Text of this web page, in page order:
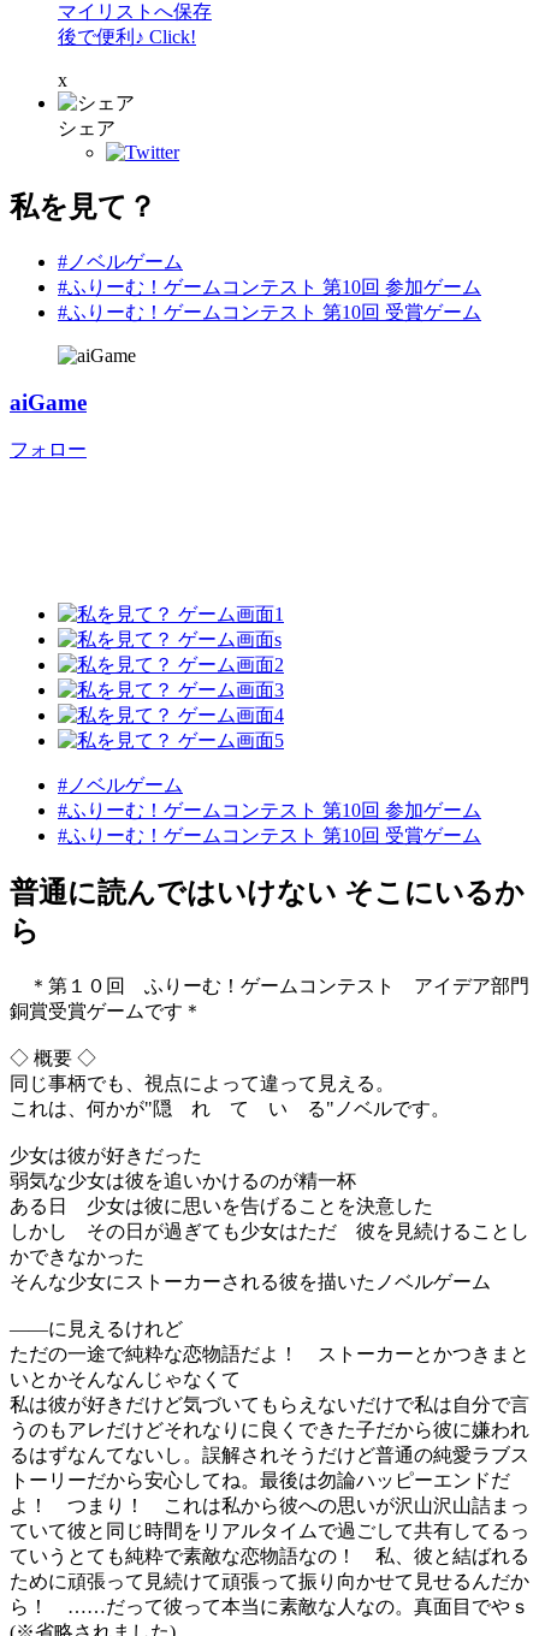
マイリストへ保存
後で便利♪ Click!
x
シェア
私を見て？
#ノベルゲーム
#ふりーむ！ゲームコンテスト 第10回 参加ゲーム
#ふりーむ！ゲームコンテスト 第10回 受賞ゲーム
aiGame
フォロー
#ノベルゲーム
#ふりーむ！ゲームコンテスト 第10回 参加ゲーム
#ふりーむ！ゲームコンテスト 第10回 受賞ゲーム
普通に読んではいけない そこにいるか
ら
＊第１０回 ふりーむ！ゲームコンテスト アイデア部門
銅賞受賞ゲームです＊
◇ 概要 ◇
同じ事柄でも、視点によって違って見える。
これは、何かが"隠 れ て い る"ノベルです。
少女は彼が好きだった
弱気な少女は彼を追いかけるのが精一杯
ある日 少女は彼に思いを告げることを決意した
しかし その日が過ぎても少女はただ 彼を見続けることし
かできなかった
そんな少女にストーカーされる彼を描いたノベルゲーム
――に見えるけれど
ただの一途で純粋な恋物語だよ！ ストーカーとかつきまと
いとかそんなんじゃなくて
私は彼が好きだけど気づいてもらえないだけで私は自分で言
うのもアレだけどそれなりに良くできた子だから彼に嫌われ
るはずなんてないし。誤解されそうだけど普通の純愛ラブス
トーリーだから安心してね。最後は勿論ハッピーエンドだ
よ！ つまり！ これは私から彼への思いが沢山沢山詰まっ
ていて彼と同じ時間をリアルタイムで過ごして共有してるっ
ていうとても純粋で素敵な恋物語なの！ 私、彼と結ばれる
ために頑張って見続けて頑張って振り向かせて見せるんだか
ら！ ……だって彼って本当に素敵な人なの。真面目でやｓ
(※省略されました)